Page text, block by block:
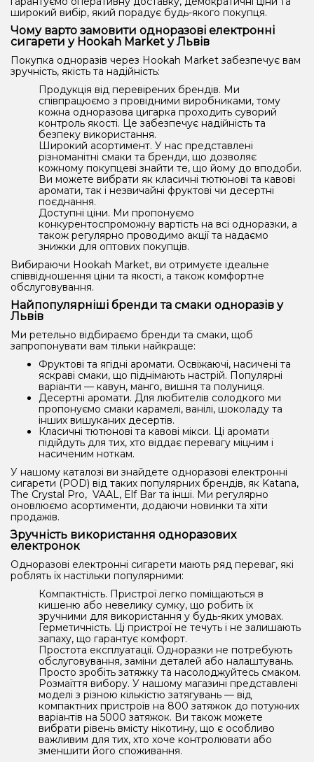
широкий вибір, який порадує будь-якого покупця.
Чому варто замовити одноразові електронні
сигарети у Hookah Market у Львів
Покупка одноразів через Hookah Market забезпечує вам
зручність, якість та надійність:
Продукція від перевірених брендів. Ми
співпрацюємо з провідними виробниками, тому
кожна одноразова цигарка проходить суворий
контроль якості. Це забезпечує надійність та
безпеку використання.
Широкий асортимент. У нас представлені
різноманітні смаки та бренди, що дозволяє
кожному покупцеві знайти те, що йому до вподоби.
Ви можете вибрати як класичні тютюнові та кавові
аромати, так і незвичайні фруктові чи десертні
поєднання.
Доступні ціни. Ми пропонуємо
конкурентоспроможну вартість на всі одноразки, а
також регулярно проводимо акції та надаємо
знижки для оптових покупців.
Вибираючи Hookah Market, ви отримуєте ідеальне
співвідношення ціни та якості, а також комфортне
обслуговування.
Найпопулярніші бренди та смаки одноразів у
Львів
Ми ретельно відбираємо бренди та смаки, щоб
запропонувати вам тільки найкраще:
Фруктові та ягідні аромати. Освіжаючі, насичені та
яскраві смаки, що піднімають настрій. Популярні
варіанти — кавун, манго, вишня та полуниця.
Десертні аромати. Для любителів солодкого ми
пропонуємо смаки карамелі, ванілі, шоколаду та
інших вишуканих десертів.
Класичні тютюнові та кавові мікси. Ці аромати
підійдуть для тих, хто віддає перевагу міцним і
насиченим ноткам.
У нашому каталозі ви знайдете одноразові електронні
сигарети (POD) від таких популярних брендів, як Katana,
The Crystal Pro, VAAL, Elf Bar та інші. Ми регулярно
оновлюємо асортименти, додаючи новинки та хіти
продажів.
Зручність використання одноразових
електронок
Одноразові електронні сигарети мають ряд переваг, які
роблять їх настільки популярними:
Компактність. Пристрої легко поміщаються в
кишеню або невелику сумку, що робить їх
зручними для використання у будь-яких умовах.
Герметичність. Ці пристрої не течуть і не залишають
запаху, що гарантує комфорт.
Простота експлуатації. Одноразки не потребують
обслуговування, заміни деталей або налаштувань.
Просто зробіть затяжку та насолоджуйтесь смаком.
Розмаїття вибору. У нашому магазині представлені
моделі з різною кількістю затягувань — від
компактних пристроїв на 800 затяжок до потужних
варіантів на 5000 затяжок. Ви також можете
вибрати рівень вмісту нікотину, що є особливо
важливим для тих, хто хоче контролювати або
зменшити його споживання.